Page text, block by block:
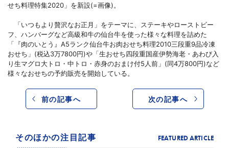
せち料理特集2020」を新設(=画像)。
「いつもより贅沢なお正月」をテーマに、ステーキやローストビー
フ、ハンバーグなど高級和牛の仙台牛を使った様々な料理を詰めた
「『肉のいとう』A5ランク仙台牛お肉おせち料理2010三段重9品冷凍
おせち」(税込3万7800円)や「生おせち四段重国産伊勢海老・あわび入
り生マグロ大トロ・中トロ・赤身のおまけ付5人前」(同4万800円)など
様々なおせちの予約販売を開始している。
前の記事へ 次の記事へ
そのほかの注目記事 FEATURED ARTICLE